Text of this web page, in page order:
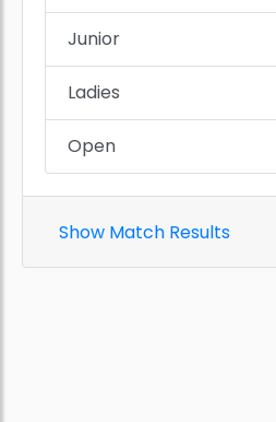
Junior
Ladies
Open
Show Match Results